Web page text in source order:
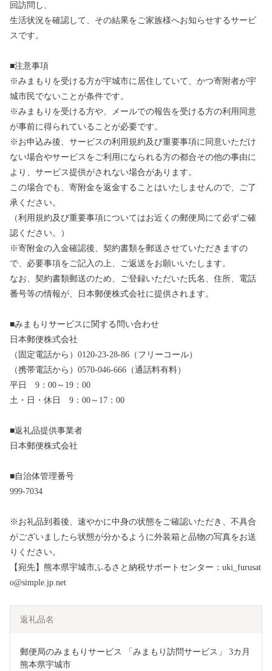
回訪問し、
生活状況を確認して、その結果をご家族様へお知らせするサービ
スです。
■注意事項
※みまもりを受ける方が宇城市に居住していて、かつ寄附者が宇
城市民でないことが条件です。
※みまもりを受ける方や、メールでの報告を受ける方の利用同意
が事前に得られていることが必要です。
※お申込み後、サービスの利用規約及び重要事項に同意いただけ
ない場合やサービスをご利用になられる方の都合その他の事由に
より、サービス提供がされない場合があります。
この場合でも、寄附金を返金することはいたしませんので、ご了
承ください。
（利用規約及び重要事項についてはお近くの郵便局にて必ずご確
認ください。）
※寄附金の入金確認後、契約書類を郵送させていただきますの
で、必要事項をご記入の上、ご返送をお願いいたします。
なお、契約書類郵送のため、ご登録いただいた氏名、住所、電話
番号等の情報が、日本郵便株式会社に提供されます。
■みまもりサービスに関する問い合わせ
日本郵便株式会社
（固定電話から）0120-23-28-86（フリーコール）
（携帯電話から）0570-046-666（通話料有料）
平日 9：00～19：00
土・日・休日 9：00～17：00
■返礼品提供事業者
日本郵便株式会社
■自治体管理番号
999-7034
※お礼品到着後、速やかに中身の状態をご確認いただき、不具合
がございましたら状態が分かるように外装箱と品物の写真をお送
りください。
【宛先】熊本県宇城市ふるさと納税サポートセンター：uki_furusat
o@simple.jp.net
返礼品名
郵便局のみまもりサービス 「みまもり訪問サービス」 3カ月
熊本県宇城市